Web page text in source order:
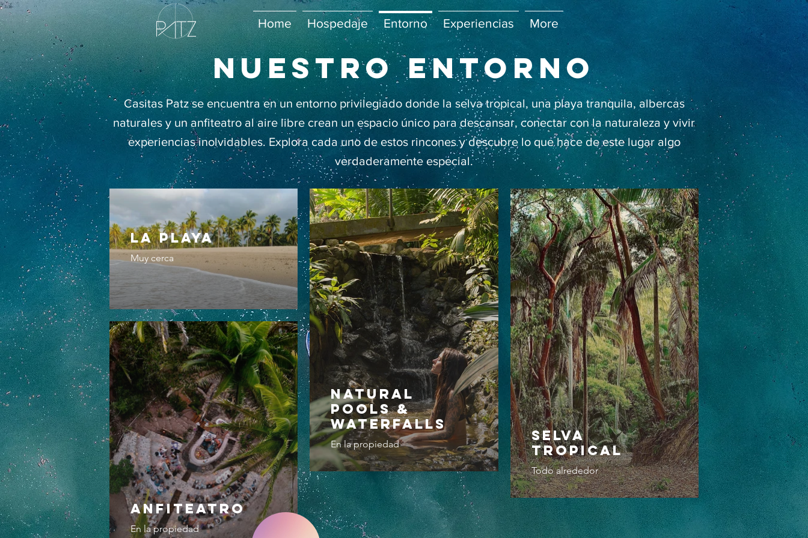
Home Hospedaje Entorno Experiencias More
nuestro entorno
Casitas Patz se encuentra en un entorno privilegiado donde la selva tropical, una playa tranquila, albercas
naturales y un anfiteatro al aire libre crean un espacio único para descansar, conectar con la naturaleza y vivir
experiencias inolvidables. Explora cada uno de estos rincones y descubre lo que hace de este lugar algo
verdaderamente especial.
la playa
Muy cerca
Natural
Pools &
Waterfalls
En la propiedad
selva
Tropical
Todo alrededor
ANFITEATRO
En la propiedad